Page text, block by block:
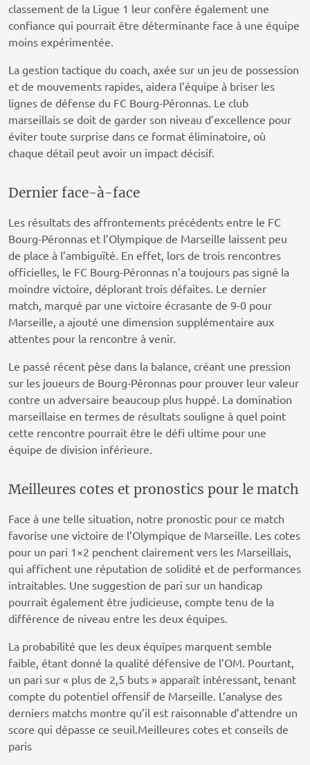
classement de la Ligue 1 leur confère également une
confiance qui pourrait être déterminante face à une équipe
moins expérimentée.
La gestion tactique du coach, axée sur un jeu de possession
et de mouvements rapides, aidera l’équipe à briser les
lignes de défense du FC Bourg-Péronnas. Le club
marseillais se doit de garder son niveau d’excellence pour
éviter toute surprise dans ce format éliminatoire, où
chaque détail peut avoir un impact décisif.
Dernier face-à-face
Les résultats des affrontements précédents entre le FC
Bourg-Péronnas et l’Olympique de Marseille laissent peu
de place à l’ambiguïté. En effet, lors de trois rencontres
officielles, le FC Bourg-Péronnas n’a toujours pas signé la
moindre victoire, déplorant trois défaites. Le dernier
match, marqué par une victoire écrasante de 9-0 pour
Marseille, a ajouté une dimension supplémentaire aux
attentes pour la rencontre à venir.
Le passé récent pèse dans la balance, créant une pression
sur les joueurs de Bourg-Péronnas pour prouver leur valeur
contre un adversaire beaucoup plus huppé. La domination
marseillaise en termes de résultats souligne à quel point
cette rencontre pourrait être le défi ultime pour une
équipe de division inférieure.
Meilleures cotes et pronostics pour le match
Face à une telle situation, notre pronostic pour ce match
favorise une victoire de l’Olympique de Marseille. Les cotes
pour un pari 1×2 penchent clairement vers les Marseillais,
qui affichent une réputation de solidité et de performances
intraitables. Une suggestion de pari sur un handicap
pourrait également être judicieuse, compte tenu de la
différence de niveau entre les deux équipes.
La probabilité que les deux équipes marquent semble
faible, étant donné la qualité défensive de l’OM. Pourtant,
un pari sur « plus de 2,5 buts » apparaît intéressant, tenant
compte du potentiel offensif de Marseille. L’analyse des
derniers matchs montre qu’il est raisonnable d’attendre un
score qui dépasse ce seuil.Meilleures cotes et conseils de
paris